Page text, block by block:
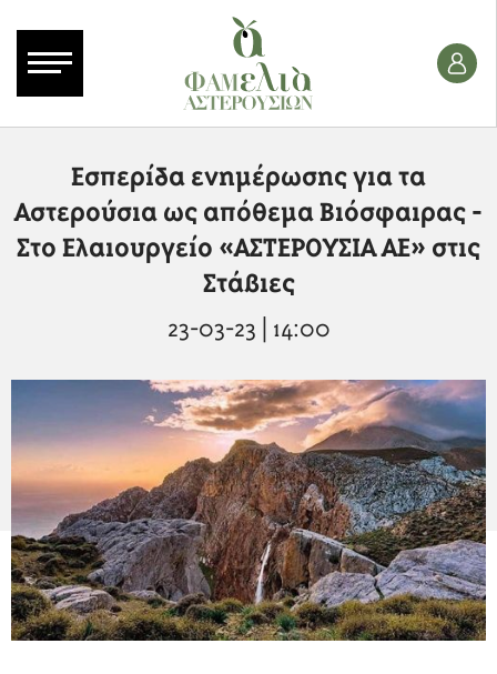
Εσπερίδα ενημέρωσης για τα
Αστερούσια ως απόθεμα Βιόσφαιρας -
Στο Ελαιουργείο «ΑΣΤΕΡΟΥΣΙΑ ΑΕ» στις
Στάβιες
23-03-23 | 14:00